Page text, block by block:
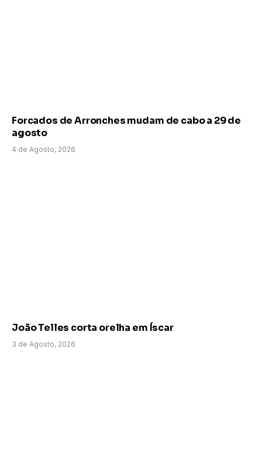
Forcados de Arronches mudam de cabo a 29 de
agosto
4 de Agosto, 2026
João Telles corta orelha em Íscar
3 de Agosto, 2026